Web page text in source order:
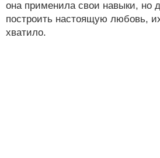
она применила свои навыки, но
построить настоящую любовь,
хватило.